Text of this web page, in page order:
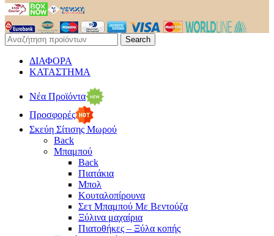
Search
ΔΙΑΦΟΡΑ
ΚΑΤΑΣΤΗΜΑ
Νέα Προϊόντα
Προσφορές
Σκεύη Σίτισης Μωρού
Back
Μπαμπού
Back
Πιατάκια
Μπολ
Κουταλοπίρουνα
Σετ Μπαμπού Με Βεντούζα
Ξύλινα μαχαίρια
Πιατοθήκες – Ξύλα κοπής